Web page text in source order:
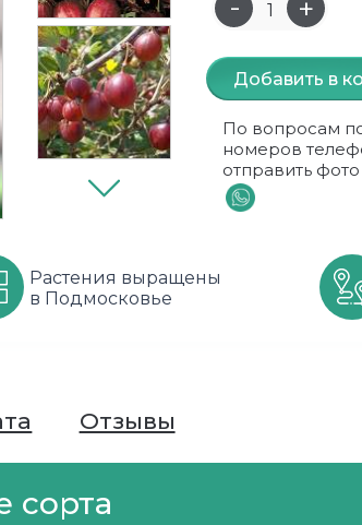
Добавить в
По вопросам
номеров
отправить
Растения выращены
в Подмосковье
сорта
Отзывы